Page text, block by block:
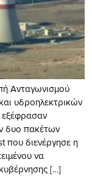
Ανταγωνισμού
υδροηλεκτρικών
εξέφρασαν
δυο πακέτων
που διενέργησε η
να
[…]